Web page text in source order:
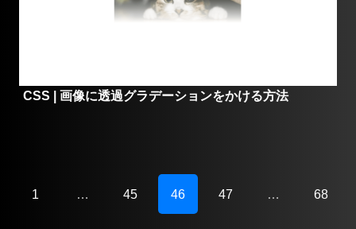
CSS | 画像に透過グラデーションをかける方法
1 … 45 46 47 … 68